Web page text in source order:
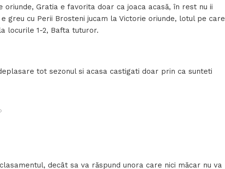
oriunde, Gratia e favorita doar ca joaca acasă, în rest nu ii
greu cu Perii Brosteni jucam la Victorie oriunde, lotul pe care
locurile 1-2, Bafta tuturor.
tot sezonul si acasa castigati doar prin ca sunteti
decât sa va răspund unora care nici măcar nu va